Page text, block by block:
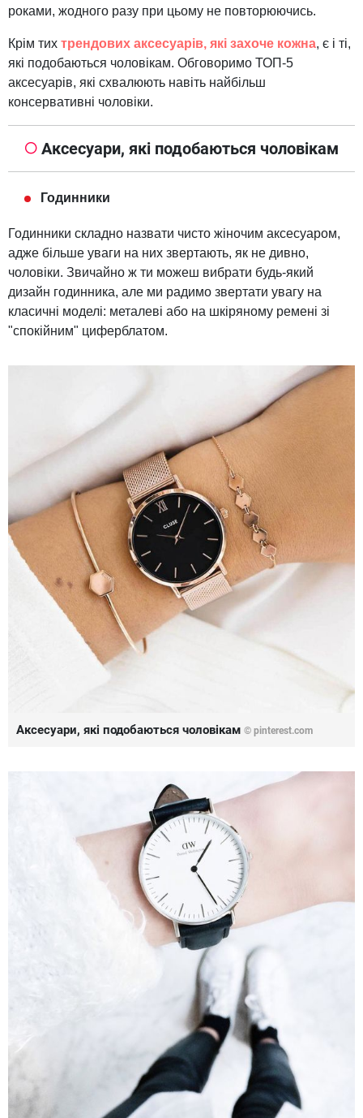
роками, жодного разу при цьому не повторюючись.
Крім тих трендових аксесуарів, які захоче кожна, є і ті,
які подобаються чоловікам. Обговоримо ТОП-5
аксесуарів, які схвалюють навіть найбільш
консервативні чоловіки.
Аксесуари, які подобаються чоловікам
Годинники
Годинники складно назвати чисто жіночим аксесуаром,
адже більше уваги на них звертають, як не дивно,
чоловіки. Звичайно ж ти можеш вибрати будь-який
дизайн годинника, але ми радимо звертати увагу на
класичні моделі: металеві або на шкіряному ремені зі
"спокійним" циферблатом.
Аксесуари, які подобаються чоловікам © pinterest.com